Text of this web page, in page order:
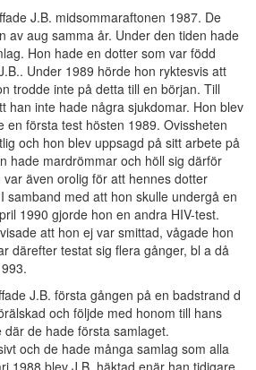
J.B. midsommaraftonen 1987. De
av aug samma år. Under den tiden hade
Hon hade en dotter som var född
Under 1989 hörde hon ryktesvis att
trodde inte på detta till en början. Till
han inte hade några sjukdomar. Hon blev
en första test hösten 1989. Ovissheten
och hon blev uppsagd på sitt arbete på
hade mardrömmar och höll sig därför
även orolig för att hennes dotter
samband med att hon skulle undergå en
1990 gjorde hon en andra HIV-test.
att hon ej var smittad, vågade hon
därefter testat sig flera gånger, bl a då
J.B. första gången på en badstrand d
och följde med honom till hans
de hade första samlaget.
och de hade många samlag som alla
1988 blev J.B. häktad enär han tidigare